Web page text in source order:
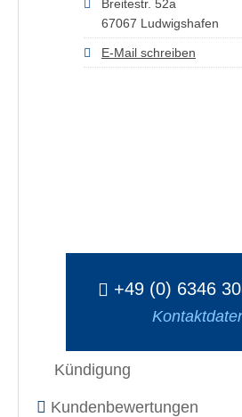
Breitestr. 52a
67067 Ludwigshafen
E-Mail schreiben
+49 (0) 6346
Kündigung
Kundenbewertungen